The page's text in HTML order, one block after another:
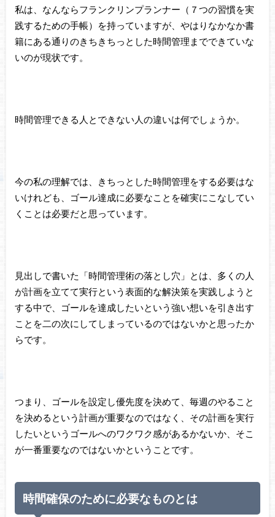
私は、なんならフランクリンプランナー（７つの習慣を実
践するための手帳）を持っていますが、やはりなかなか書
籍にある通りのきちきちっとした時間管理までできていな
いのが現状です。
時間管理できる人とできない人の違いは何でしょうか。
今の私の理解では、きちっとした時間管理をする必要はな
いけれども、ゴール達成に必要なことを確実にこなしてい
くことは必要だと思っています。
見出しで書いた「時間管理術の落とし穴」とは、多くの人
が計画を立てて実行という表面的な解決策を実践しようと
する中で、ゴールを達成したいという強い想いを引き出す
ことを二の次にしてしまっているのではないかと思ったか
らです。
つまり、ゴールを設定し優先度を決めて、毎週のやること
を決めるという計画が重要なのではなく、その計画を実行
したいというゴールへのワクワク感があるかないか、そこ
が一番重要なのではないかということです。
時間確保のために必要なものとは